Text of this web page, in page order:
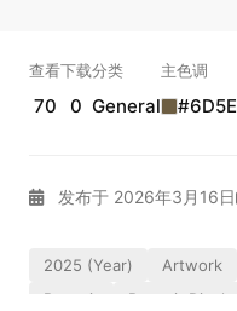
查看
70
下载
0
分类
General
主色调
发布于 2026年3月16日
2025 (year) Artwork
Portrait
Portrait Display